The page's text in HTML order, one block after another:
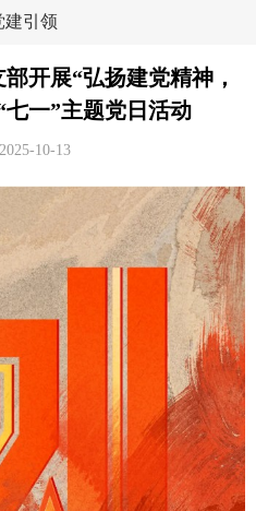
建引领
开展“弘扬建党精神，
一”主题党日活动
10-13